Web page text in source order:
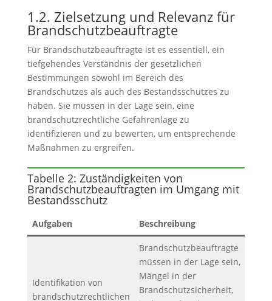
1.2. Zielsetzung und Relevanz für
Brandschutzbeauftragte
Für Brandschutzbeauftragte ist es essentiell, ein
tiefgehendes Verständnis der gesetzlichen
Bestimmungen sowohl im Bereich des
Brandschutzes als auch des Bestandsschutzes zu
haben. Sie müssen in der Lage sein, eine
brandschutzrechtliche Gefahrenlage zu
identifizieren und zu bewerten, um entsprechende
Maßnahmen zu ergreifen.
Tabelle 2: Zuständigkeiten von
Brandschutzbeauftragten im Umgang mit
Bestandsschutz
Aufgaben Beschreibung
Identifikation von
brandschutzrechtlichen
Brandschutzbeauftragte
müssen in der Lage sein,
Mängel in der
Brandschutzsicherheit,